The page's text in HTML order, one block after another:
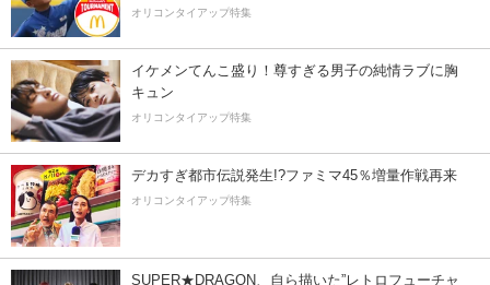
オリコンタイアップ特集
イケメンてんこ盛り！尊すぎる男子の純情ラブに胸
キュン
オリコンタイアップ特集
デカすぎ都市伝説発生!?ファミマ45％増量作戦再来
オリコンタイアップ特集
SUPER★DRAGON、自ら描いた”レトロフューチャ